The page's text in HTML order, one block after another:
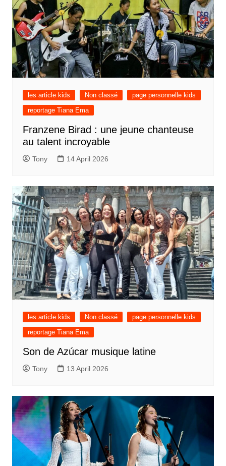
les article kids Non classé
page personnelle kids
reportage Tiana Ema
Franzene Birad : une jeune chanteuse
au talent incroyable
Tony 14 April 2026
les article kids Non classé
page personnelle kids
reportage Tiana Ema
Son de Azúcar musique latine
Tony 13 April 2026